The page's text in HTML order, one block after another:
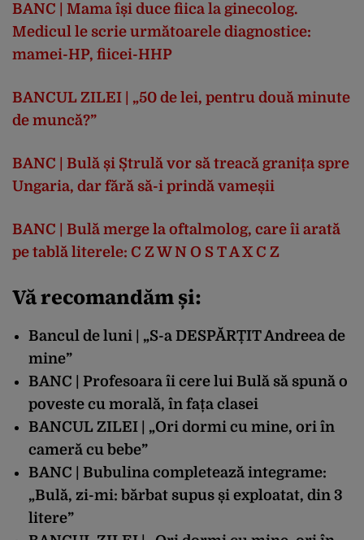
BANC | Mama își duce fiica la ginecolog.
Medicul le scrie următoarele diagnostice:
mamei-HP, fiicei-HHP
BANCUL ZILEI | „50 de lei, pentru două minute
de muncă?”
BANC | Bulă și Ștrulă vor să treacă granița spre
Ungaria, dar fără să-i prindă vameșii
BANC | Bulă merge la oftalmolog, care îi arată
pe tablă literele: C Z W N O S T A X C Z
Vă recomandăm și:
Bancul de luni | „S-a DESPĂRȚIT Andreea de
mine”
BANC | Profesoara îi cere lui Bulă să spună o
poveste cu morală, în fața clasei
BANCUL ZILEI | „Ori dormi cu mine, ori în
cameră cu bebe”
BANC | Bubulina completează integrame:
„Bulă, zi-mi: bărbat supus și exploatat, din 3
litere”